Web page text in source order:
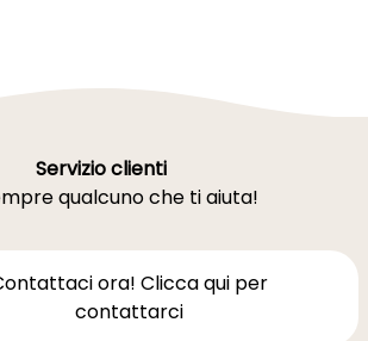
Servizio clienti
qualcuno che ti aiuta!
ora! Clicca qui per
contattarci